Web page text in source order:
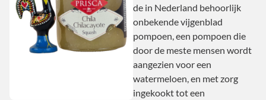
de in Nederland behoorlijk
onbekende vijgenblad
pompoen, een pompoen die
door de meste mensen wordt
aangezien voor een
watermeloen, en met zorg
ingekookt tot een